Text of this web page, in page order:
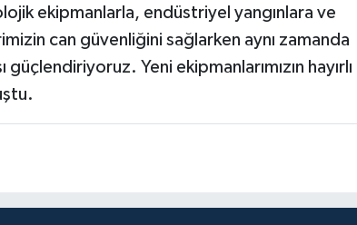
ekipmanlarla, endüstriyel yangınlara ve
can güvenliğini sağlarken aynı zamanda
Yeni ekipmanlarımızın hayırlı